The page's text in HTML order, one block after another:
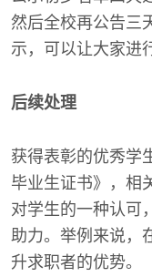
然后全校再公告三
示，可以让大家进
后续处理
获得表彰的优秀学
毕业生证书》，相
对学生的一种认可
助力。举例来说，
升求职者的优势。